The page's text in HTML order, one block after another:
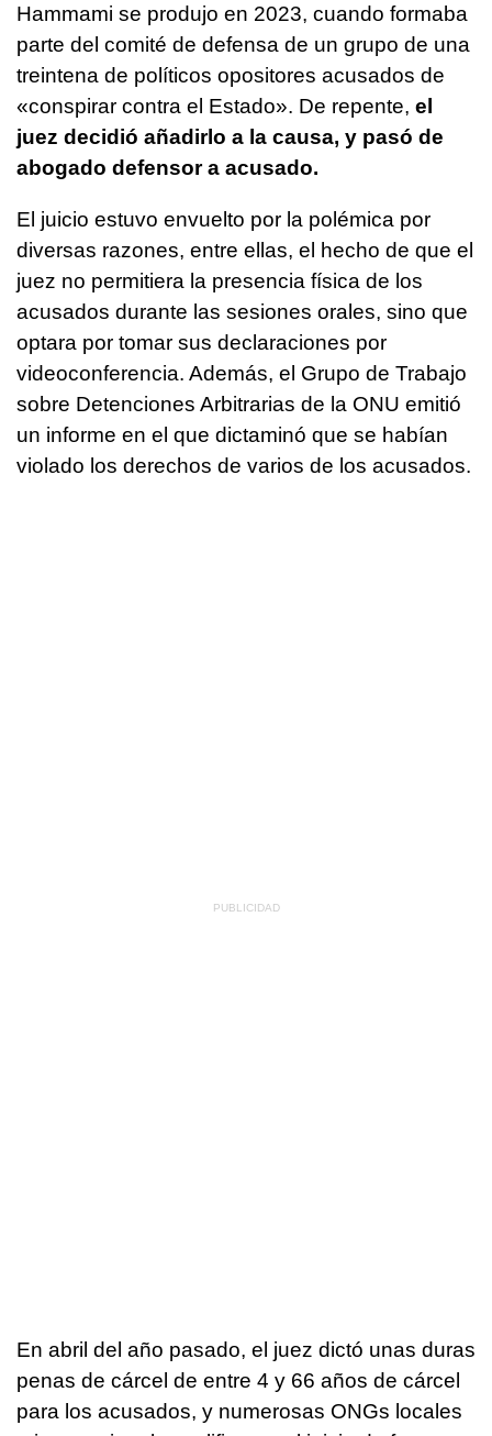
Hammami se produjo en 2023, cuando formaba
parte del comité de defensa de un grupo de una
treintena de políticos opositores acusados de
«conspirar contra el Estado». De repente, el
juez decidió añadirlo a la causa, y pasó de
abogado defensor a acusado.
El juicio estuvo envuelto por la polémica por
diversas razones, entre ellas, el hecho de que el
juez no permitiera la presencia física de los
acusados durante las sesiones orales, sino que
optara por tomar sus declaraciones por
videoconferencia. Además, el Grupo de Trabajo
sobre Detenciones Arbitrarias de la ONU emitió
un informe en el que dictaminó que se habían
violado los derechos de varios de los acusados.
En abril del año pasado, el juez dictó unas duras
penas de cárcel de entre 4 y 66 años de cárcel
para los acusados, y numerosas ONGs locales